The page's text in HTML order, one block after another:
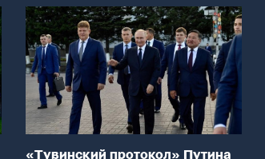
«Тувинский протокол» Путина